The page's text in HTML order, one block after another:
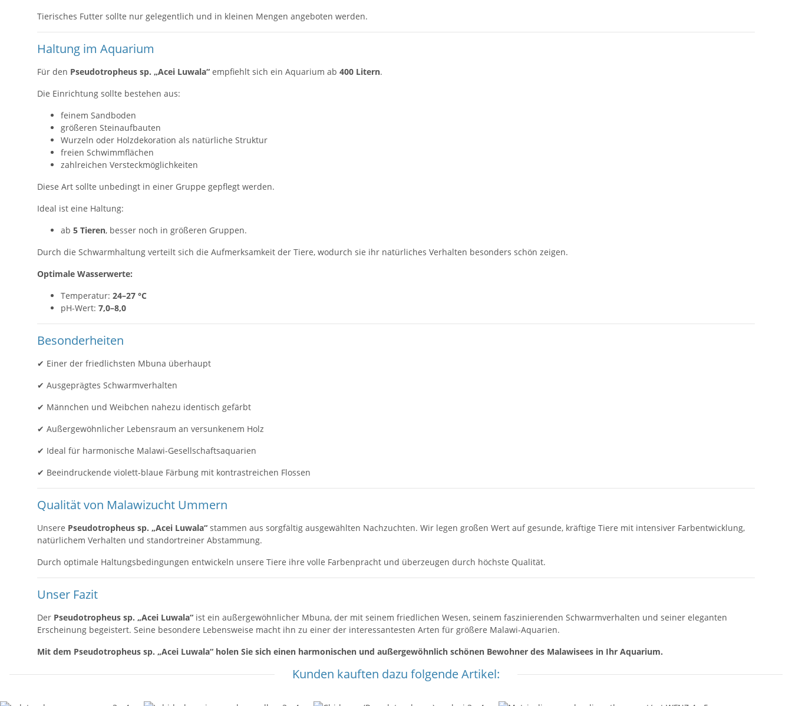
Tierisches Futter sollte nur gelegentlich und in kleinen Mengen angeboten werden.
Haltung im Aquarium
Für den Pseudotropheus sp. „Acei Luwala“ empfiehlt sich ein Aquarium ab 400 Litern.
Die Einrichtung sollte bestehen aus:
feinem Sandboden
größeren Steinaufbauten
Wurzeln oder Holzdekoration als natürliche Struktur
freien Schwimmflächen
zahlreichen Versteckmöglichkeiten
Diese Art sollte unbedingt in einer Gruppe gepflegt werden.
Ideal ist eine Haltung:
ab 5 Tieren, besser noch in größeren Gruppen.
Durch die Schwarmhaltung verteilt sich die Aufmerksamkeit der Tiere, wodurch sie ihr natürliches Verhalten besonders schön zeigen.
Optimale Wasserwerte:
Temperatur: 24–27 °C
pH-Wert: 7,0–8,0
Besonderheiten
✔ Einer der friedlichsten Mbuna überhaupt
✔ Ausgeprägtes Schwarmverhalten
✔ Männchen und Weibchen nahezu identisch gefärbt
✔ Außergewöhnlicher Lebensraum an versunkenem Holz
✔ Ideal für harmonische Malawi-Gesellschaftsaquarien
✔ Beeindruckende violett-blaue Färbung mit kontrastreichen Flossen
Qualität von Malawizucht Ummern
Unsere Pseudotropheus sp. „Acei Luwala“ stammen aus sorgfältig ausgewählten Nachzuchten. Wir legen großen Wert auf gesunde, kräftige Tiere mit intensiver Farbentwicklung,
natürlichem Verhalten und standortreiner Abstammung.
Durch optimale Haltungsbedingungen entwickeln unsere Tiere ihre volle Farbenpracht und überzeugen durch höchste Qualität.
Unser Fazit
Der Pseudotropheus sp. „Acei Luwala“ ist ein außergewöhnlicher Mbuna, der mit seinem friedlichen Wesen, seinem faszinierenden Schwarmverhalten und seiner eleganten
Erscheinung begeistert. Seine besondere Lebensweise macht ihn zu einer der interessantesten Arten für größere Malawi-Aquarien.
Mit dem Pseudotropheus sp. „Acei Luwala“ holen Sie sich einen harmonischen und außergewöhnlich schönen Bewohner des Malawisees in Ihr Aquarium.
Kunden kauften dazu folgende Artikel: